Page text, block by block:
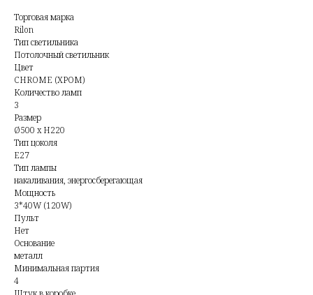
Торговая марка
Rilon
Тип светильника
Потолочный светильник
Цвет
CHROME (ХРОМ)
Количество ламп
3
Размер
Ø500 x H220
Тип цоколя
E27
Тип лампы
накаливания, энергосберегающая
Мощность
3*40W (120W)
Пульт
Нет
Основание
металл
Минимальная партия
4